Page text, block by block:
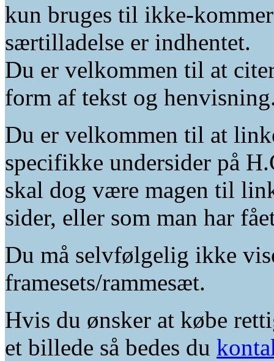
kun bruges til ikke-
særtilladelse er indhentet.
Du er velkommen til at
form af tekst og
Du er velkommen til at
specifikke undersider på
skal dog være magen til
sider, eller som man har
Du må selvfølgelig ikke
framesets/rammesæt.
Hvis du ønsker at købe
et billede så bedes du